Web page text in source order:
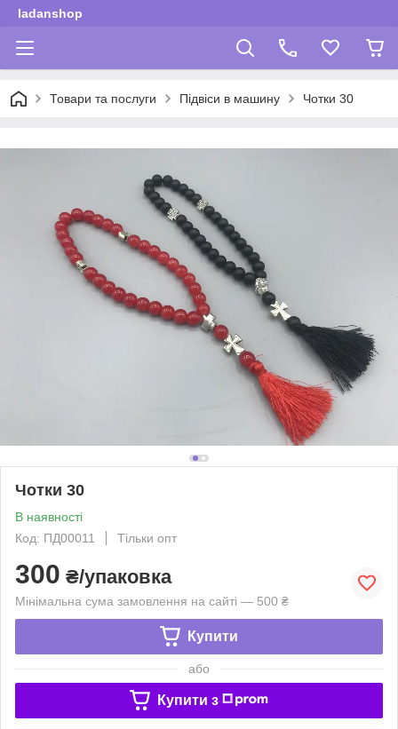
ladanshop
Товари та послуги Підвіси в машину Чотки 30
Чотки 30
В наявності
Код: ПД00011
Тільки опт
300 ₴/упаковка
Мінімальна сума замовлення на сайті — 500 ₴
Купити
або
Купити з